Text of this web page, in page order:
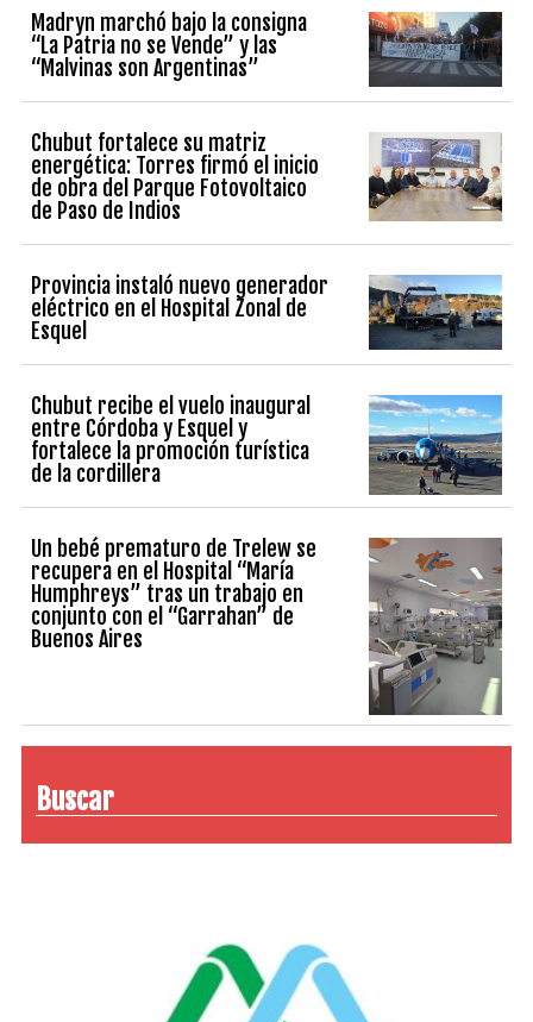
Madryn marchó bajo la consigna
“La Patria no se Vende” y las
“Malvinas son Argentinas”
Chubut fortalece su matriz
energética: Torres firmó el inicio
de obra del Parque Fotovoltaico
de Paso de Indios
Provincia instaló nuevo generador
eléctrico en el Hospital Zonal de
Esquel
Chubut recibe el vuelo inaugural
entre Córdoba y Esquel y
fortalece la promoción turística
de la cordillera
Un bebé prematuro de Trelew se
recupera en el Hospital “María
Humphreys” tras un trabajo en
conjunto con el “Garrahan” de
Buenos Aires
Buscar